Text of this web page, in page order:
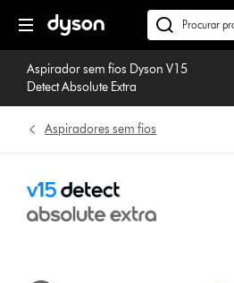
seguinte
Pesquisar
em
dyson.pt
Aspirador sem fios Dyson V15
Detect Absolute Extra
Aspiradores sem fios